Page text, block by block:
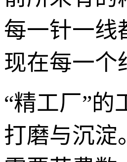
每一针一线
现在每一个
“精工厂”
打磨与沉淀